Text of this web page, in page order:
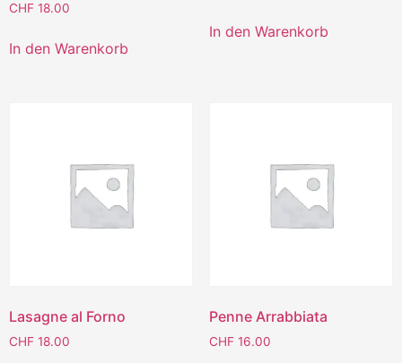
CHF 18.00
In den Warenkorb
In den Warenkorb
Lasagne al Forno
CHF 18.00
Penne Arrabbiata
CHF16.00